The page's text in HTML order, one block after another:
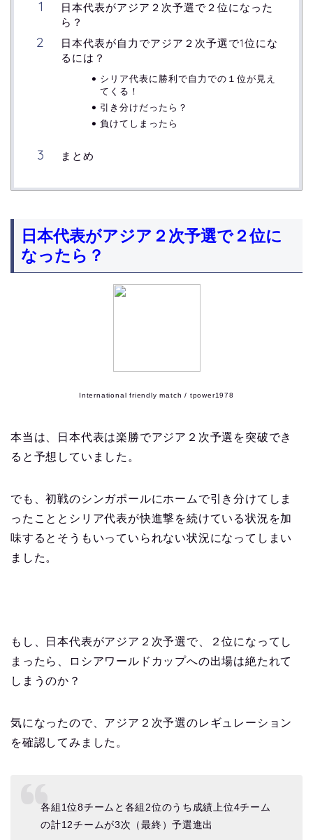
日本代表がアジア２次予選で２位になった
ら？
日本代表が自力でアジア２次予選で1位にな
るには？
シリア代表に勝利で自力での１位が見え
てくる！
引き分けだったら？
負けてしまったら
まとめ
日本代表がアジア２次予選で２位に
なったら？
International friendly match / tpower1978
本当は、日本代表は楽勝でアジア２次予選を突破でき
ると予想していました。
でも、初戦のシンガポールにホームで引き分けてしま
ったこととシリア代表が快進撃を続けている状況を加
味するとそうもいっていられない状況になってしまい
ました。
もし、日本代表がアジア２次予選で、２位になってし
まったら、ロシアワールドカップへの出場は絶たれて
しまうのか？
気になったので、アジア２次予選のレギュレーション
を確認してみました。
各組1位8チームと各組2位のうち成績上位4チーム
の計12チームが3次（最終）予選進出